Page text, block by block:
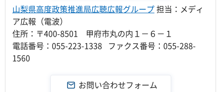
山梨県高度政策推進局広聴広報グループ担当：メディ
ア広報（電波）
住所：〒400-8501 甲府市丸の内１－６－１
電話番号：055-223-1338 ファクス番号：055-288-
1560